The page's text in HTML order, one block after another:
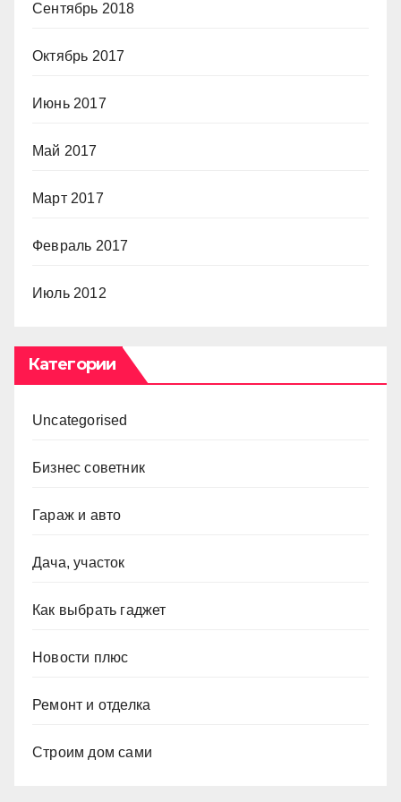
Сентябрь 2018
Октябрь 2017
Июнь 2017
Май 2017
Март 2017
Февраль 2017
Июль 2012
Категории
Uncategorised
Бизнес советник
Гараж и авто
Дача, участок
Как выбрать гаджет
Новости плюс
Ремонт и отделка
Строим дом сами